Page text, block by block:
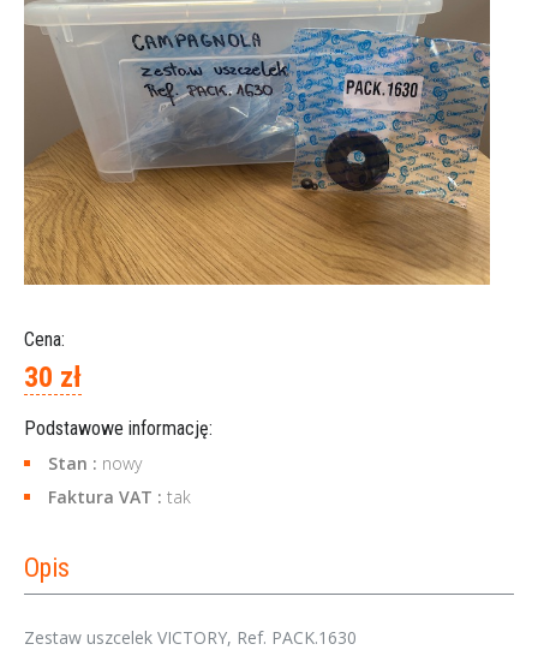
Cena:
30 zł
Podstawowe informację:
Stan : nowy
Faktura VAT : tak
Opis
Zestaw uszcelek VICTORY, Ref. PACK.1630